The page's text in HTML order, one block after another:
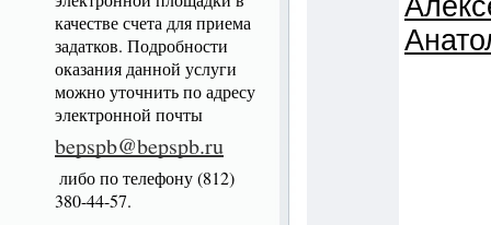
качестве счета для приема
задатков. Подробности
оказания данной услуги
можно уточнить по адресу
электронной почты
bepspb@bepspb.ru
либо по телефону (812)
380-44-57.